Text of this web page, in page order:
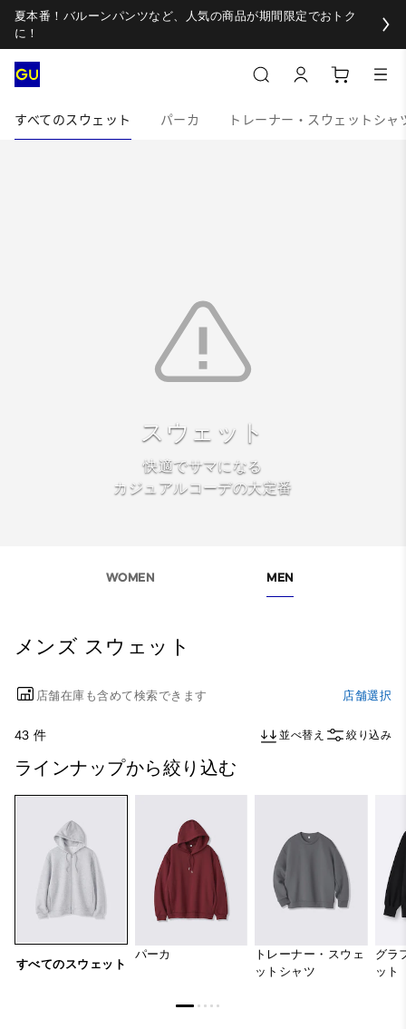
夏本番！バルーンパンツなど、人気の商品が期間限定でおトク
に！
すべてのスウェット パーカ トレーナー・スウェットシャ
スウェット
快適でサマになる
カジュアルコーデの大定番
WOMEN MEN
メンズ スウェット
店舗在庫も含めて検索できます 店舗選択
43 件 並べ替え 絞り込み
ラインナップから絞り込む
すべてのスウェット
パーカ
トレーナー・スウェ
ットシャツ
グラ
ット